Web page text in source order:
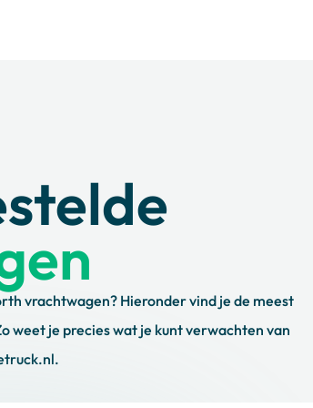
vrachtwagen? Hieronder vind je de meest
weet je precies wat je kunt verwachten van